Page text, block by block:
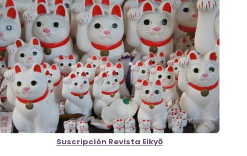
Suscripción Revista Eikyō